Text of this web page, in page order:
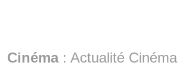
Cinéma: Actualité Cinéma